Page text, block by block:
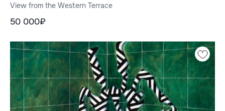
View from the Western Terrace
50 000₽